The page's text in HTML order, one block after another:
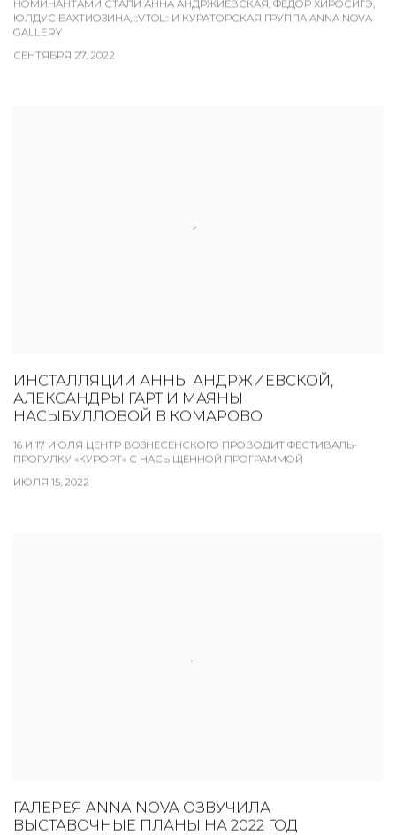
НОМИНАНТАМИ СТАЛИ АННА АНДРЖИЕВСКАЯ, ФЁДОР ХИРОСИГЭ,
ЮЛДУС БАХТИОЗИНА, ::VTOL:: И КУРАТОРСКАЯ ГРУППА ANNA NOVA
GALLERY
СЕНТЯБРЯ 27, 2022
ИНСТАЛЛЯЦИИ АННЫ АНДРЖИЕВСКОЙ,
АЛЕКСАНДРЫ ГАРТ И МАЯНЫ
НАСЫБУЛЛОВОЙ В КОМАРОВО
16 И 17 ИЮЛЯ ЦЕНТР ВОЗНЕСЕНСКОГО ПРОВОДИТ ФЕСТИВАЛЬ-
ПРОГУЛКУ «КУРОРТ» С НАСЫЩЕННОЙ ПРОГРАММОЙ
ИЮЛЯ 15, 2022
ГАЛЕРЕЯ ANNA NOVA ОЗВУЧИЛА
ВЫСТАВОЧНЫЕ ПЛАНЫ НА 2022 ГОД